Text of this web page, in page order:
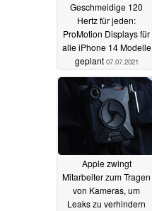
Geschmeidige 120
Hertz für jeden:
ProMotion Displays für
alle iPhone 14 Modelle
geplant 07.07.2021
Apple zwingt
Mitarbeiter zum Tragen
von Kameras, um
Leaks zu verhindern